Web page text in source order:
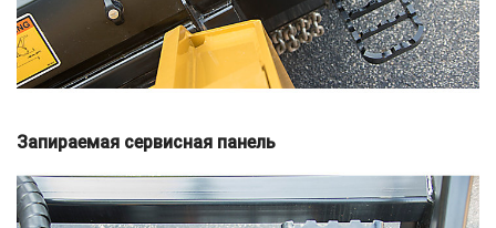
Запираемая сервисная панель